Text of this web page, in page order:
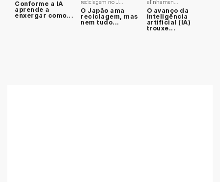
Conforme a IA
aprende a
enxergar como...
reciclagem no J...
O Japão ama
reciclagem, mas
nem tudo...
alinhamen...
O avanço da
inteligência
artificial (IA)
trouxe...